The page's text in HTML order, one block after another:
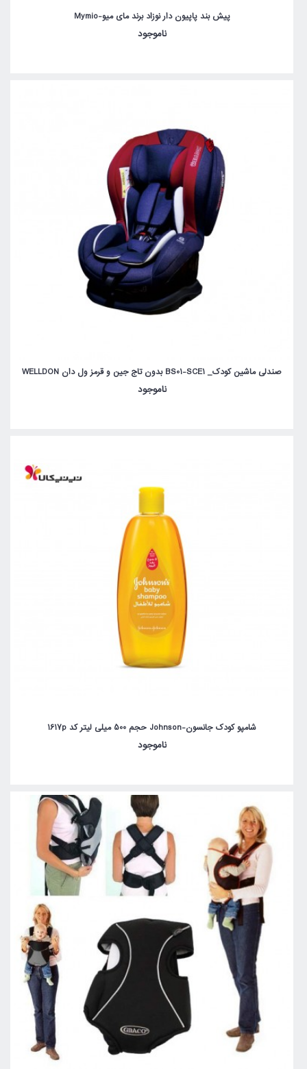
پیش بند پاپیون دار نوزاد برند مای میو-Mymio
ناموجود
صندلی ماشین کودک_ BS01-SCE1 بدون تاج جین و قرمز ول دان WELLDON
ناموجود
شامپو کودک جانسون-Johnson حجم 500 میلی لیتر کد 1617p
ناموجود